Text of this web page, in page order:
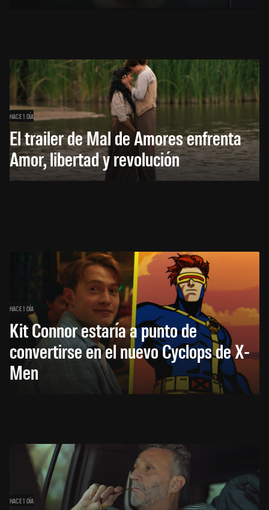
HACE 1 DÍA
El trailer de Mal de Amores enfrenta
Amor, libertad y revolución
HACE 1 DÍA
Kit Connor estaría a punto de
convertirse en el nuevo Cyclops de X-
Men
HACE 1 DÍA